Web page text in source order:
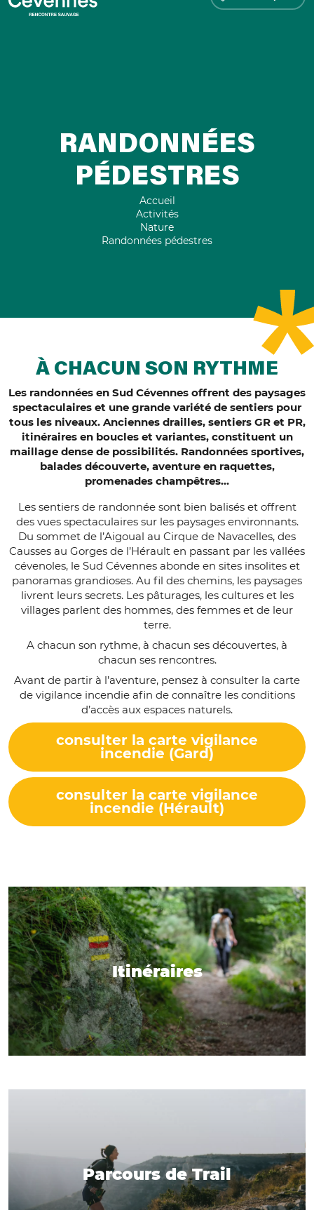
RANDONNÉES
PÉDESTRES
Accueil
Activités
Nature
Randonnées pédestres
À CHACUN SON RYTHME
Les randonnées en Sud Cévennes offrent des paysages
spectaculaires et une grande variété de sentiers pour
tous les niveaux. Anciennes drailles, sentiers GR et PR,
itinéraires en boucles et variantes, constituent un
maillage dense de possibilités. Randonnées sportives,
balades découverte, aventure en raquettes,
promenades champêtres…
Les sentiers de randonnée sont bien balisés et offrent
des vues spectaculaires sur les paysages environnants.
Du sommet de l’Aigoual au Cirque de Navacelles, des
Causses au Gorges de l’Hérault en passant par les vallées
cévenoles, le Sud Cévennes abonde en sites insolites et
panoramas grandioses. Au fil des chemins, les paysages
livrent leurs secrets. Les pâturages, les cultures et les
villages parlent des hommes, des femmes et de leur
terre.
A chacun son rythme, à chacun ses découvertes, à
chacun ses rencontres.
Avant de partir à l’aventure, pensez à consulter la carte
de vigilance incendie afin de connaître les conditions
d’accès aux espaces naturels.
consulter la carte vigilance
incendie (Gard)
consulter la carte vigilance
incendie (Hérault)
Itinéraires
Parcours de Trail